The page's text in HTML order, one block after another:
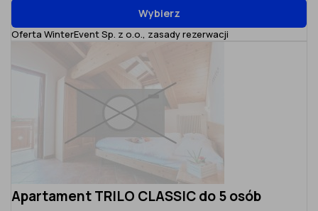
Wybierz
Oferta WinterEvent Sp. z o.o., zasady rezerwacji
Apartament TRILO CLASSIC do 5 osób